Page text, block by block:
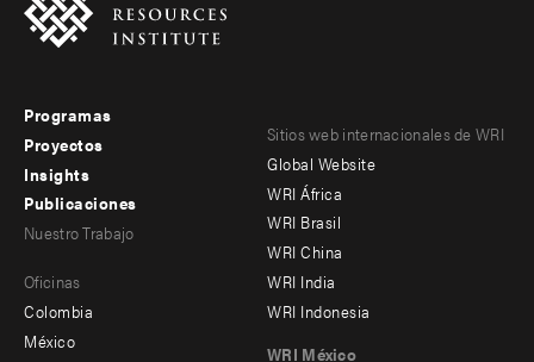
Footer
menu
-
Programas
Proyectos
Insights
Publicaciones
menu
-
Nuestro Trabajo
Oficinas
Colombia
México
Footer
menu
-
Offices
Sitios web internacionales de WRI
Global Website
WRI África
WRI Brasil
WRI China
WRI India
WRI Indonesia
WRI México